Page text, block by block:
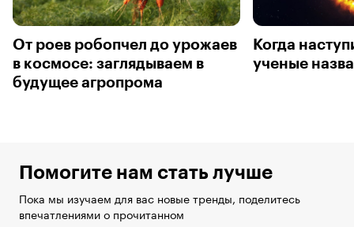
От роев робопчел до урожаев
в космосе: заглядываем в
будущее агропрома
Когда
ученые
Помогите нам стать лучше
Пока мы изучаем для вас новые тренды, поделитесь
впечатлениями о прочитанном